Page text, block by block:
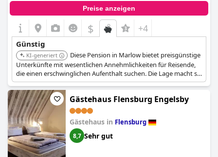
Preise anzeigen
$ +4
Günstig
KI-generiert
Diese Pension in Marlow bietet preisgünstige
Unterkünfte mit wesentlichen Annehmlichkeiten für Reisende,
die einen erschwinglichen Aufenthalt suchen. Die Lage macht sie
zu einem praktischen Ausgangspunkt, um die Umgebung zu
erkunden.
Gästehaus Flensburg Engelsby
Gästehaus in Flensburg
8,7 Sehr gut